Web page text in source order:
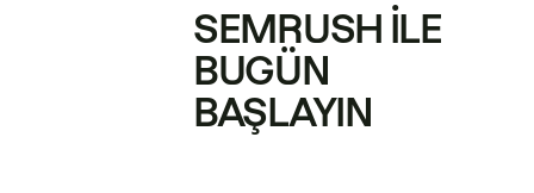
SEMRUSH ILE
BUGÜN
BAŞLAYIN